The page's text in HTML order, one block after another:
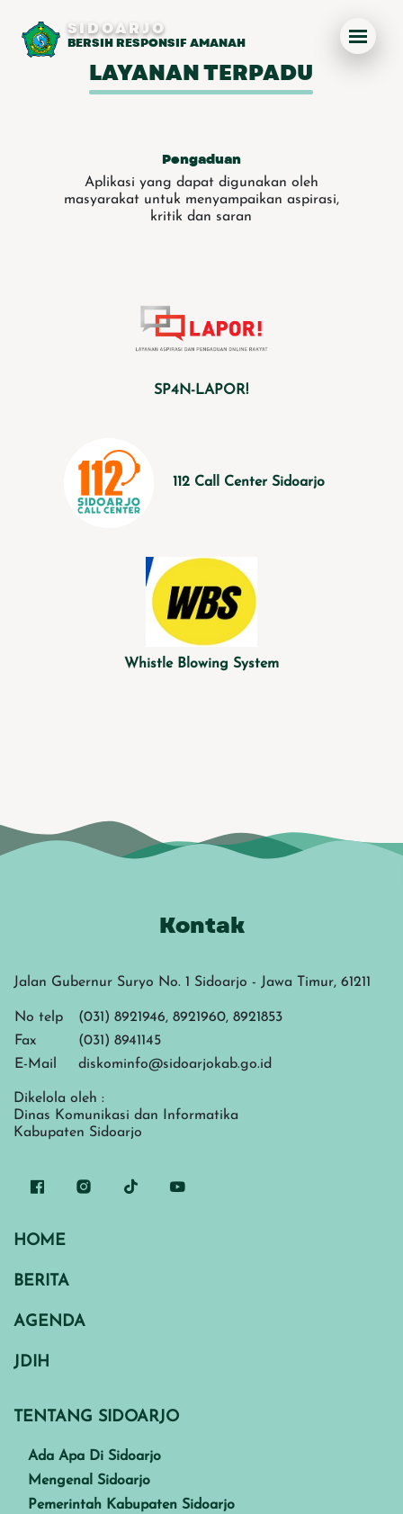
SIDOARJO
BERSIH RESPONSIF AMANAH
LAYANAN TERPADU
Pengaduan
Aplikasi yang dapat digunakan oleh
masyarakat untuk menyampaikan aspirasi,
kritik dan saran
SP4N-LAPOR!
112 Call Center Sidoarjo
Whistle Blowing System
Kontak
Jalan Gubernur Suryo No. 1 Sidoarjo - Jawa Timur, 61211
No telp
(031) 8921946, 8921960, 8921853
Fax
(031) 8941145
E-Mail
diskominfo@sidoarjokab.go.id
Dikelola oleh :
Dinas Komunikasi dan Informatika
Kabupaten Sidoarjo
HOME
BERITA
AGENDA
JDIH
TENTANG SIDOARJO
Ada Apa Di Sidoarjo
Mengenal Sidoarjo
Pemerintah Kabupaten Sidoarjo